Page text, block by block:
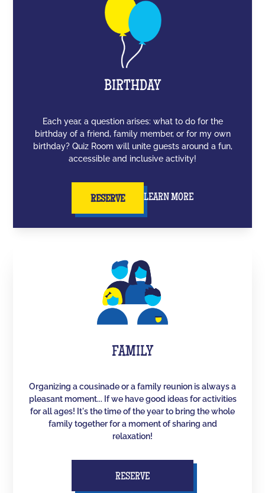
BIRTHDAY
Each year, a question arises: what to do for the
birthday of a friend, family member, or for my own
birthday? Quiz Room will unite guests around a fun,
accessible and inclusive activity!
RESERVE LEARN MORE
FAMILY
Organizing a cousinade or a family reunion is always a
pleasant moment... If we have good ideas for activities
for all ages! It's the time of the year to bring the whole
family together for a moment of sharing and
relaxation!
RESERVE